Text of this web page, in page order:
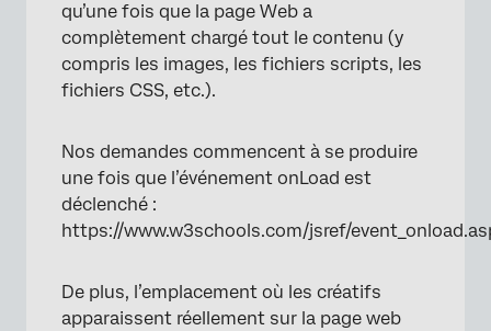
qu’une fois que la page Web a
complètement chargé tout le contenu (y
compris les images, les fichiers scripts, les
fichiers CSS, etc.).
Nos demandes commencent à se produire
une fois que l’événement onLoad est
déclenché :
https://www.w3schools.com/jsref/
De plus, l’emplacement où les créatifs
apparaissent réellement sur la page web